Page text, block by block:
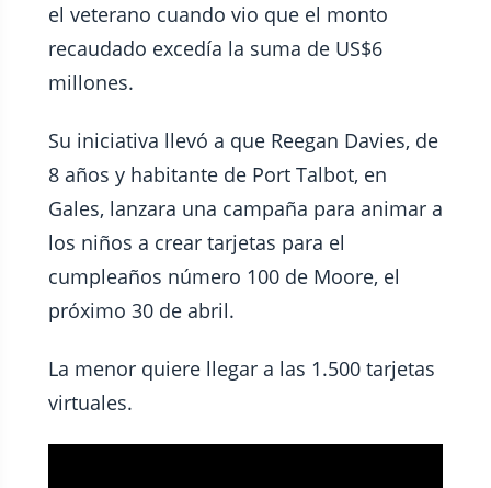
el veterano cuando vio que el monto
recaudado excedía la suma de US$6
millones.
Su iniciativa llevó a que Reegan Davies, de
8 años y habitante de Port Talbot, en
Gales, lanzara una campaña para animar a
los niños a crear tarjetas para el
cumpleaños número 100 de Moore, el
próximo 30 de abril.
La menor quiere llegar a las 1.500 tarjetas
virtuales.